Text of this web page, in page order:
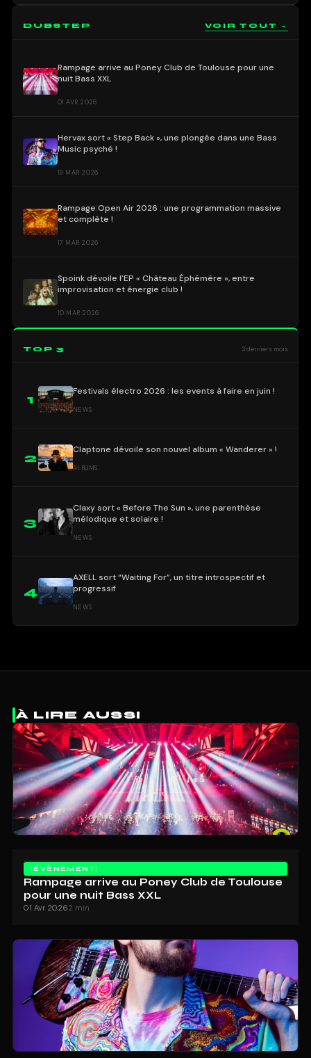
DUBSTEP VOIR TOUT →
Rampage arrive au Poney Club de Toulouse pour une
nuit Bass XXL
01 AVR 2026
Hervax sort « Step Back », une plongée dans une Bass
Music psyché !
18 MAR 2026
Rampage Open Air 2026 : une programmation massive
et complète !
17 MAR 2026
Spoink dévoile l’EP « Château Éphémère », entre
improvisation et énergie club !
10 MAR 2026
TOP 3 3 derniers mois
1
Festivals électro 2026 : les events à faire en juin !
NEWS
2
Claptone dévoile son nouvel album « Wanderer » !
ALBUMS
3
Claxy sort « Before The Sun », une parenthèse
mélodique et solaire !
NEWS
4
AXELL sort “Waiting For”, un titre introspectif et
progressif
NEWS
À LIRE AUSSI
ÉVÈNEMENT
Rampage arrive au Poney Club de Toulouse
pour une nuit Bass XXL
01 Avr 20262 min